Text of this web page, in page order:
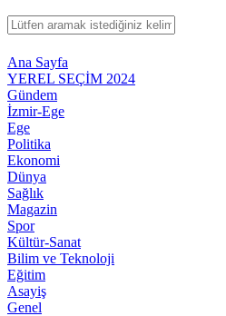
Ana Sayfa
YEREL SEÇİM 2024
Gündem
İzmir-Ege
Ege
Politika
Ekonomi
Dünya
Sağlık
Magazin
Spor
Kültür-Sanat
Bilim ve Teknoloji
Eğitim
Asayiş
Genel